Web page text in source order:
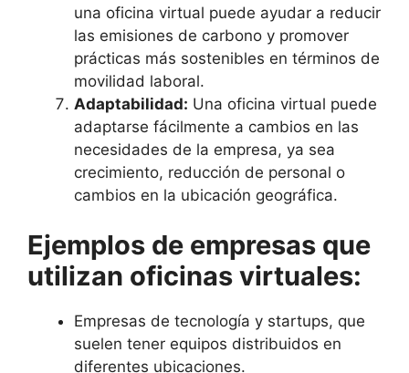
una oficina virtual puede ayudar a reducir
las emisiones de carbono y promover
prácticas más sostenibles en términos de
movilidad laboral.
Adaptabilidad: Una oficina virtual puede
adaptarse fácilmente a cambios en las
necesidades de la empresa, ya sea
crecimiento, reducción de personal o
cambios en la ubicación geográfica.
Ejemplos de empresas que
utilizan oficinas virtuales:
Empresas de tecnología y startups, que
suelen tener equipos distribuidos en
diferentes ubicaciones.